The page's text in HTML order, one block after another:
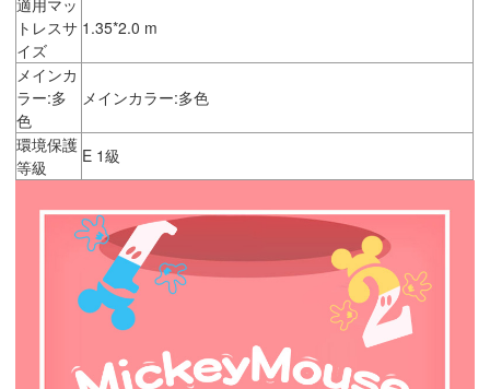
トレスサ
イズ
1.35*2.0 m
メインカ
ラー:多
色
メインカラー:多色
環境保護
等級
E 1級